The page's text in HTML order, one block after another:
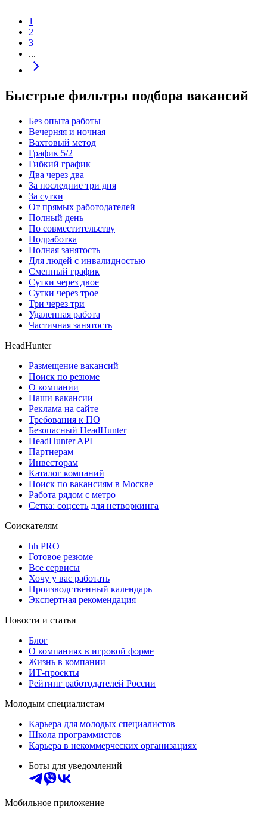
1
2
3
...
Быстрые фильтры подбора вакансий
Без опыта работы
Вечерняя и ночная
Вахтовый метод
График 5/2
Гибкий график
Два через два
За последние три дня
За сутки
От прямых работодателей
Полный день
По совместительству
Подработка
Полная занятость
Для людей с инвалидностью
Сменный график
Сутки через двое
Сутки через трое
Три через три
Удаленная работа
Частичная занятость
HeadHunter
Размещение вакансий
Поиск по резюме
О компании
Наши вакансии
Реклама на сайте
Требования к ПО
Безопасный HeadHunter
HeadHunter API
Партнерам
Инвесторам
Каталог компаний
Поиск по вакансиям в Москве
Работа рядом с метро
Сетка: соцсеть для нетворкинга
Соискателям
hh PRO
Готовое резюме
Все сервисы
Хочу у вас работать
Производственный календарь
Экспертная рекомендация
Новости и статьи
Блог
О компаниях в игровой форме
Жизнь в компании
ИТ-проекты
Рейтинг работодателей России
Молодым специалистам
Карьера для молодых специалистов
Школа программистов
Карьера в некоммерческих организациях
Боты для уведомлений
Мобильное приложение